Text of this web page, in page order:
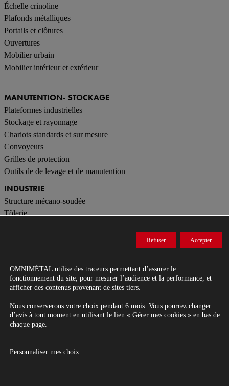
Échelle crinoline
Plafonds métalliques
Portails et clôtures
Ouvertures
Mobilier urbain
Mobilier intérieur et extérieur
MANUTENTION- STOCKAGE
Plateformes industrielles
Stockage et rayonnage
Chariots standards et sur mesure
Convoyeurs
Grilles de protection
Outils de de levage et de manutention
INDUSTRIE
Structure mécano-soudée
Tôlerie
CONTACT
Entreprise de metallerie-serrurerie dans le Grand Ouest.
Conception, fabrication et pose d’ouvrages métalliques.
Mentions légales-Gestion des données personnelles
OMNIMÉTAL utilise des traceurs permettant d’assurer le
fonctionnement du site, pour mesurer l’audience et la performance, et
afficher des contenus provenant de sites tiers.
Nous conserverons votre choix pendant 6 mois. Vous pourrez changer
d’avis à tout moment en utilisant le lien « Gérer mes cookies » en bas de
chaque page.
Personnaliser mes choix
Accepter
Refuser